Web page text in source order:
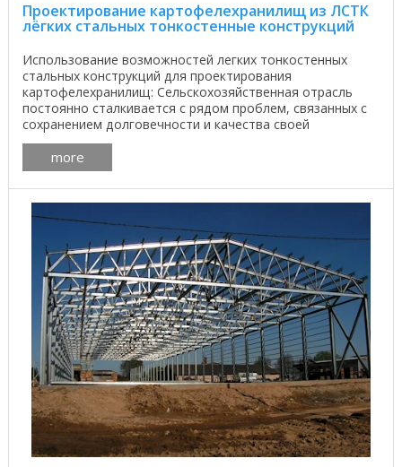
Проектирование картофелехранилищ из ЛСТК
лёгких стальных тонкостенные конструкций
Использование возможностей легких тонкостенных
стальных конструкций для проектирования
картофелехранилищ: Сельскохозяйственная отрасль
постоянно сталкивается с рядом проблем, связанных с
сохранением долговечности и качества своей
продукции, и ...
more